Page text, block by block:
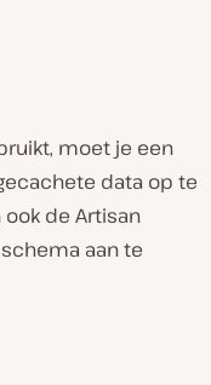
moet je een
data op te
ook de Artisan
aan te